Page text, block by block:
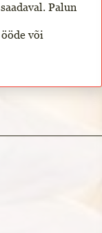
Palun
või